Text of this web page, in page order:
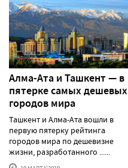
Алма-Ата и Ташкент — в
пятерке самых дешевых
городов мира
Ташкент и Алма-Ата вошли в
первую пятерку рейтинга
городов мира по дешевизне
жизни, разработанного ......